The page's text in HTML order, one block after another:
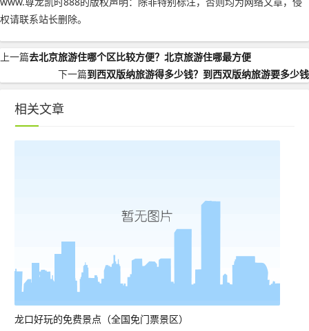
权请联系站长删除。
上一篇去北京旅游住哪个区比较方便？北京旅游住哪最方便
下一篇到西双版纳旅游得多少钱？到西双版纳旅游要多少钱
相关文章
龙口好玩的免费景点（全国免门票景区）